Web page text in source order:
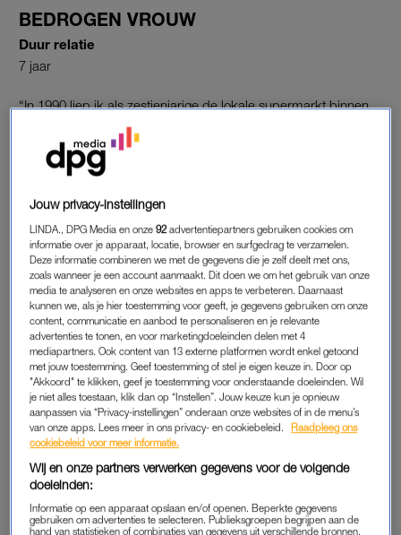
BEDROGEN VROUW
Duur relatie
7 jaar
“In 1990 liep ik als zestienjarige de lokale supermarkt binnen
voor mijn nieuwe bijbaantje. Ik keek in de groenste ogen die ik
ooit gezien had en was meteen verkocht. Dat Daniël vier jaar
ouder was dan ik, maakte me niet uit. Hij studeerde al, dat
vond mij gelukkig ook leuk en liet dat al snel merken met
bloemen en cadeautjes. Hij schreef zelfs een liedje voor me.
Zo romantisch kende ik het alleen uit films.”
“We gingen samen op vakanties en elk weekend samen op
pad, maar de seks liet even op zich wachten: dat wilde hij
eigenlijk pas doen als ik achttien was. Ik had zelf al wel wat
ervaring opgedaan, dus vond dat niet per se nodig. Maar ja,
tegelijkertijd vond ik het ook welclassyen verantwoordelijk
van Daniël om te wachten. Na mijn achttiende verjaardag
kwam het op dat vlak hartstikke goed, we konden het in bed
gelukkig ook heel goed vinden samen. Dat hij vaak porno op
de achtergrond wilde aanzetten, had niet per se mijn voorkeur,
maar prima:
“Ik zocht er niets achter, want hij behandelde me geweldig en
Jouw privacy-instellingen
LINDA., DPG Media en onze92 advertentiepartners gebruiken cookies om
informatie over je apparaat, locatie, browser en surfgedrag te verzamelen.
Deze informatie combineren we met de gegevens die je zelf deelt met ons,
zoals wanneer je een account aanmaakt. Dit doen we om het gebruik van onze
media te analyseren en onze websites en apps te verbeteren. Daarnaast
kunnen we, als je hier toestemming voor geeft, je gegevens gebruiken om onze
content, communicatie en aanbod te personaliseren en je relevante
advertenties te tonen, en voor marketingdoeleinden delen met 4
mediapartners. Ook content van 13 externe platformen wordt enkel getoond
met jouw toestemming. Geef toestemming of stel je eigen keuze in. Door op
"Akkoord" te klikken, geef je toestemming voor onderstaande doeleinden. Wil
je niet alles toestaan, klik dan op “Instellen”. Jouw keuze kun je opnieuw
aanpassen via “Privacy-instellingen” onderaan onze websites of in de menu’s
van onze apps. Lees meer in ons privacy- en cookiebeleid.
Raadpleeg ons
cookiebeleid voor meer informatie.
Wij en onze partners verwerken gegevens voor de volgende
doeleinden:
Informatie op een apparaat opslaan en/of openen. Beperkte gegevens
gebruiken om advertenties te selecteren. Publieksgroepen begrijpen aan de
hand van statistieken of combinaties van gegevens uit verschillende bronnen.